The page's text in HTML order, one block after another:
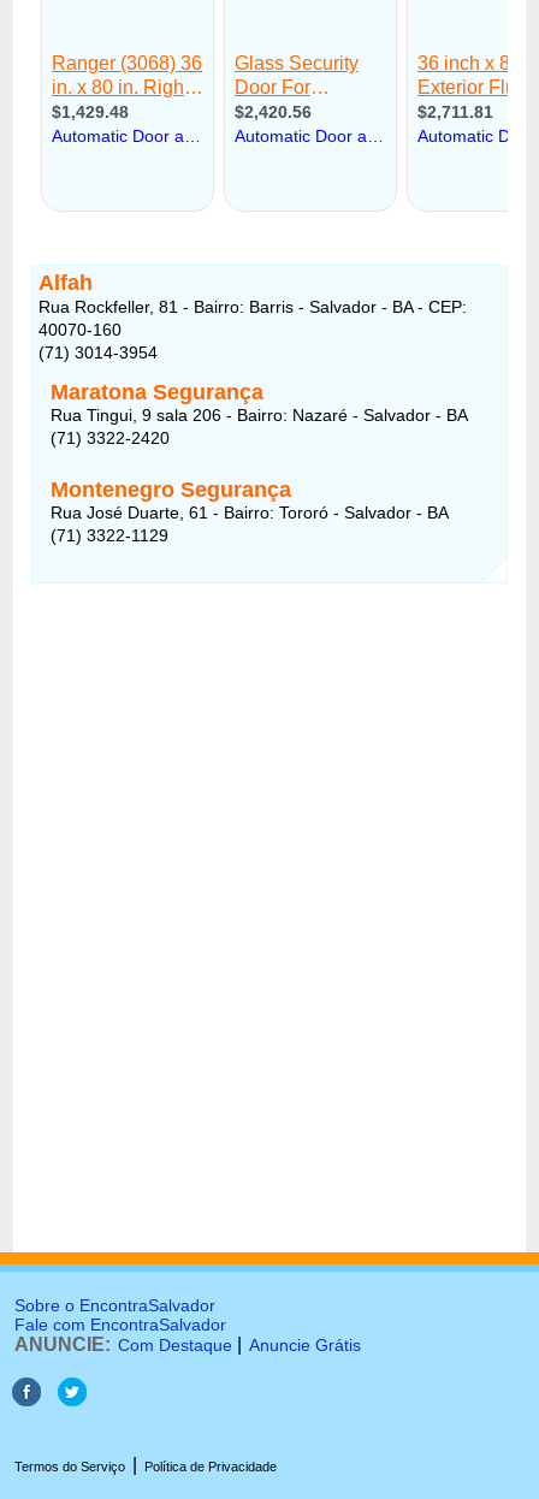
Alfah
Rua Rockfeller, 81 - Bairro: Barris - Salvador - BA - CEP:
40070-160
(71) 3014-3954
Maratona Segurança
Rua Tingui, 9 sala 206 - Bairro: Nazaré - Salvador - BA
(71) 3322-2420
Montenegro Segurança
Rua José Duarte, 61 - Bairro: Tororó - Salvador - BA
(71) 3322-1129
Sobre o EncontraSalvador
Fale com EncontraSalvador
ANUNCIE: Com Destaque Anuncie Grátis
Termos do Serviço Política de Privacidade